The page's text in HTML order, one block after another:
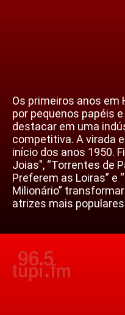
Os primeiros anos
por pequenos papéis
destacar em uma
competitiva. A virada
início dos anos 1950.
Joias", “Torrentes de
Preferem as Loiras” e
Milionário”
atrizes mais